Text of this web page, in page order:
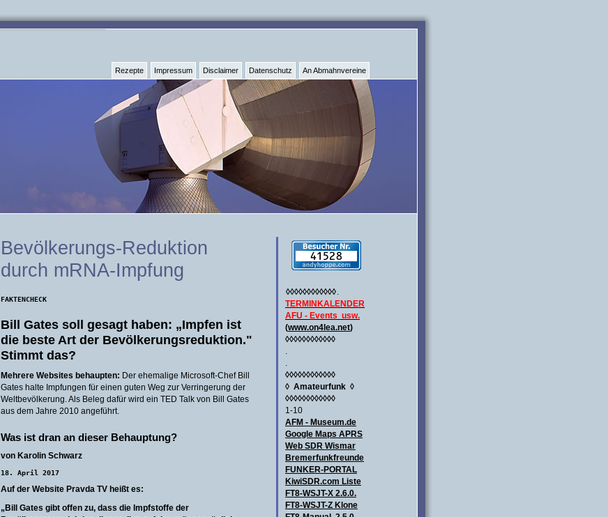
Rezepte Impressum Disclaimer Datenschutz An Abmahnvereine
◊◊◊◊◊◊◊◊◊◊◊◊.
TERMINKALENDER
AFU - Events usw.
(www.on4lea.net)
◊◊◊◊◊◊◊◊◊◊◊◊
.
.
◊◊◊◊◊◊◊◊◊◊◊◊
◊ Amateurfunk ◊
◊◊◊◊◊◊◊◊◊◊◊◊
1-10
AFM - Museum.de
Google Maps APRS
Web SDR Wismar
Bremerfunkfreunde
FUNKER-PORTAL
KiwiSDR.com Liste
FT8-WSJT-X 2.6.0.
FT8-WSJT-Z Klone
Bevölkerungs-Reduktion
durch mRNA-Impfung
FAKTENCHECK
Bill Gates soll gesagt haben: „Impfen ist
die beste Art der Bevölkerungsreduktion."
Stimmt das?
Mehrere Websites behaupten: Der ehemalige Microsoft-Chef Bill
Gates halte Impfungen für einen guten Weg zur Verringerung der
Weltbevölkerung. Als Beleg dafür wird ein TED Talk von Bill Gates
aus dem Jahre 2010 angeführt.
Was ist dran an dieser Behauptung?
von Karolin Schwarz
18. April 2017
Auf der Website Pravda TV heißt es:
„Bill Gates gibt offen zu, dass die Impfstoffe der